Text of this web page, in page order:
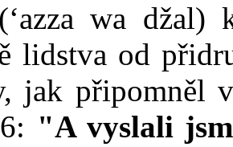
wa džal)
lidstva od
jak připomněl
"A vyslali